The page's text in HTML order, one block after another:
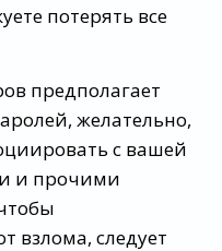
потерять все
предполагает
желательно,
с вашей
и прочими
взлома, следует